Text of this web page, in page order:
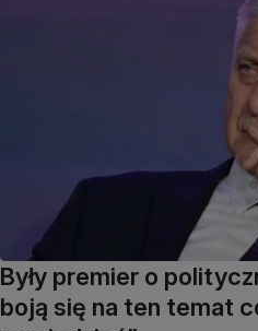
Były premier o
boją się na ten temat